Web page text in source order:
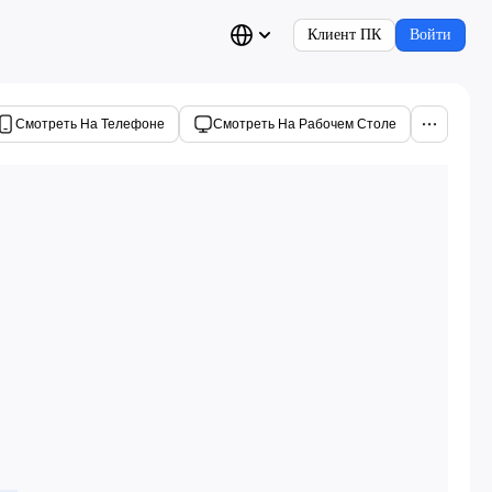
Клиент ПК Войти
Смотреть На Телефоне Смотреть На Рабочем Столе